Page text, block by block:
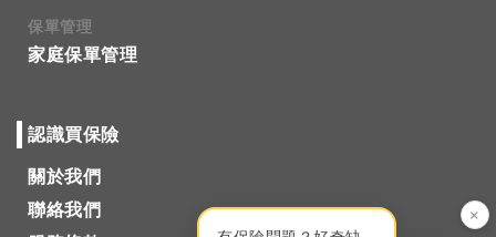
保單管理
家庭保單管理
認識買保險
關於我們
聯絡我們
×